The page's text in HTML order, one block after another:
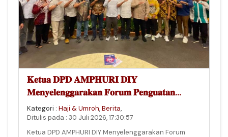
𝐊𝐞𝐭𝐮𝐚 𝐃𝐏𝐃 𝐀𝐌𝐏𝐇𝐔𝐑𝐈 𝐃𝐈𝐘
𝐌𝐞𝐧𝐲𝐞𝐥𝐞𝐧𝐠𝐠𝐚𝐫𝐚𝐤𝐚𝐧 𝐅𝐨𝐫𝐮𝐦 𝐏𝐞𝐧𝐠𝐮𝐚𝐭𝐚𝐧
𝐄𝐤𝐨𝐬𝐢𝐬𝐭𝐞𝐦 𝐔𝐦𝐫𝐚𝐡, 𝐒𝐨𝐬𝐢𝐚𝐥𝐢𝐬𝐚𝐬𝐢 𝐒𝐀𝐁𝐇, 𝐝𝐚𝐧
𝐎𝐩𝐭𝐢𝐦𝐚𝐥𝐢𝐬𝐚𝐬𝐢 𝐃𝐢𝐫𝐞𝐜𝐭 𝐅𝐥𝐢𝐠𝐡𝐭 𝐋𝐢𝐨𝐧 𝐀𝐢𝐫 𝐘𝐈𝐀 -
𝐉𝐞𝐝𝐝𝐚𝐡
Kategori : Haji & Umroh,Berita,
Ditulis pada : 30 Juli 2026, 17:30:57
Ketua DPD AMPHURI DIY Menyelenggarakan Forum